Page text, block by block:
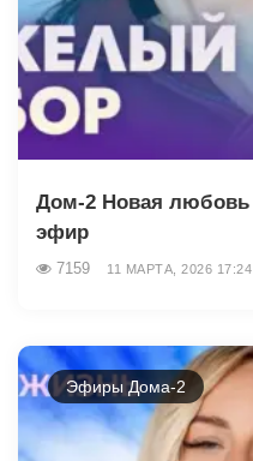
Дом-2 Новая любовь
эфир
7159 11 МАРТА, 2026 17:24
Эфиры Дома-2